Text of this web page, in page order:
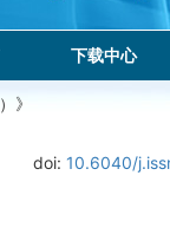
下载中心
》
doi: 10.6040/